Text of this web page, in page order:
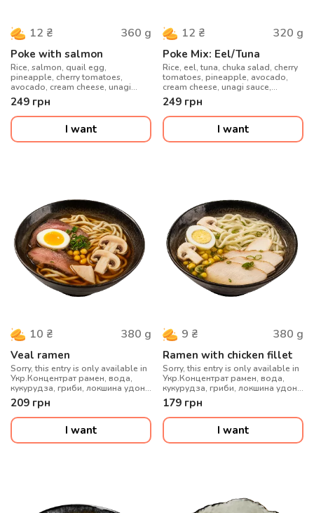
12 ₴ 360 g
Poke with salmon
Rice, salmon, quail egg,
pineapple, cherry tomatoes,
avocado, cream cheese, unagi
sauce, sesame seeds
249 грн
I want
12 ₴ 320 g
Poke Mix: Eel/Tuna
Rice, eel, tuna, chuka salad, cherry
tomatoes, pineapple, avocado,
cream cheese, unagi sauce,
sesame seeds
249 грн
I want
10 ₴ 380 g
Veal ramen
Sorry, this entry is only available in
Укр.Концентрат рамен, вода,
кукурудза, гриби, локшина удон,
телятина, кунжут, яйце
перепелине, цибуля зелена
209 грн
I want
9 ₴ 380 g
Ramen with chicken fillet
Sorry, this entry is only available in
Укр.Концентрат рамен, вода,
кукурудза, гриби, локшина удон,
куряче філе, кунжут, яйце
перепелине, цибуля зелена
179 грн
I want